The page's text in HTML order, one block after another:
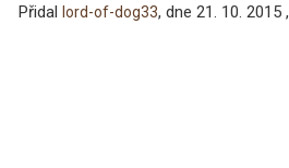
Přidal lord-of-dog33, dne 21. 10. 2015 ,